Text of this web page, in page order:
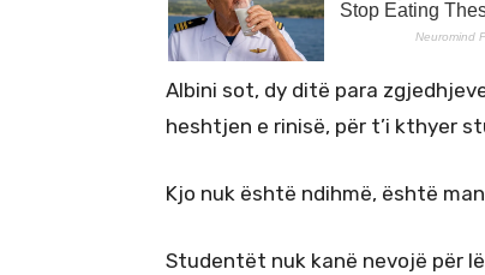
Albini sot, dy ditë para
heshtjen e rinisë, për t’i kthyer
Kjo nuk është ndihmë, është
Studentët nuk kanë nevojë për